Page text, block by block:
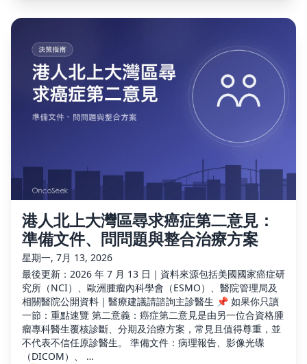
港人北上大灣區尋求癌症第二意見：
準備文件、問問題與整合治療方案
星期一, 7月 13, 2026
最後更新：2026 年 7 月 13 日｜資料來源包括美國國家癌症研
究所（NCI）、歐洲腫瘤內科學會（ESMO）、醫院管理局及
相關醫院公開資料｜醫療建議請諮詢主診醫生 📌 如果你只讀
一節：重點速覽 第二意義：癌症第二意見是由另一位合資格腫
瘤專科醫生覆核診斷、分期及治療方案，常見且值得尊重，並
不代表不信任原診醫生。 準備文件：病理報告、影像光碟
（DICOM）、 …